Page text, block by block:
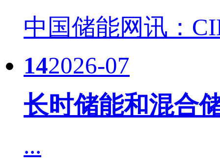
中国储能网讯：
142026-07
长时储能和混合
...